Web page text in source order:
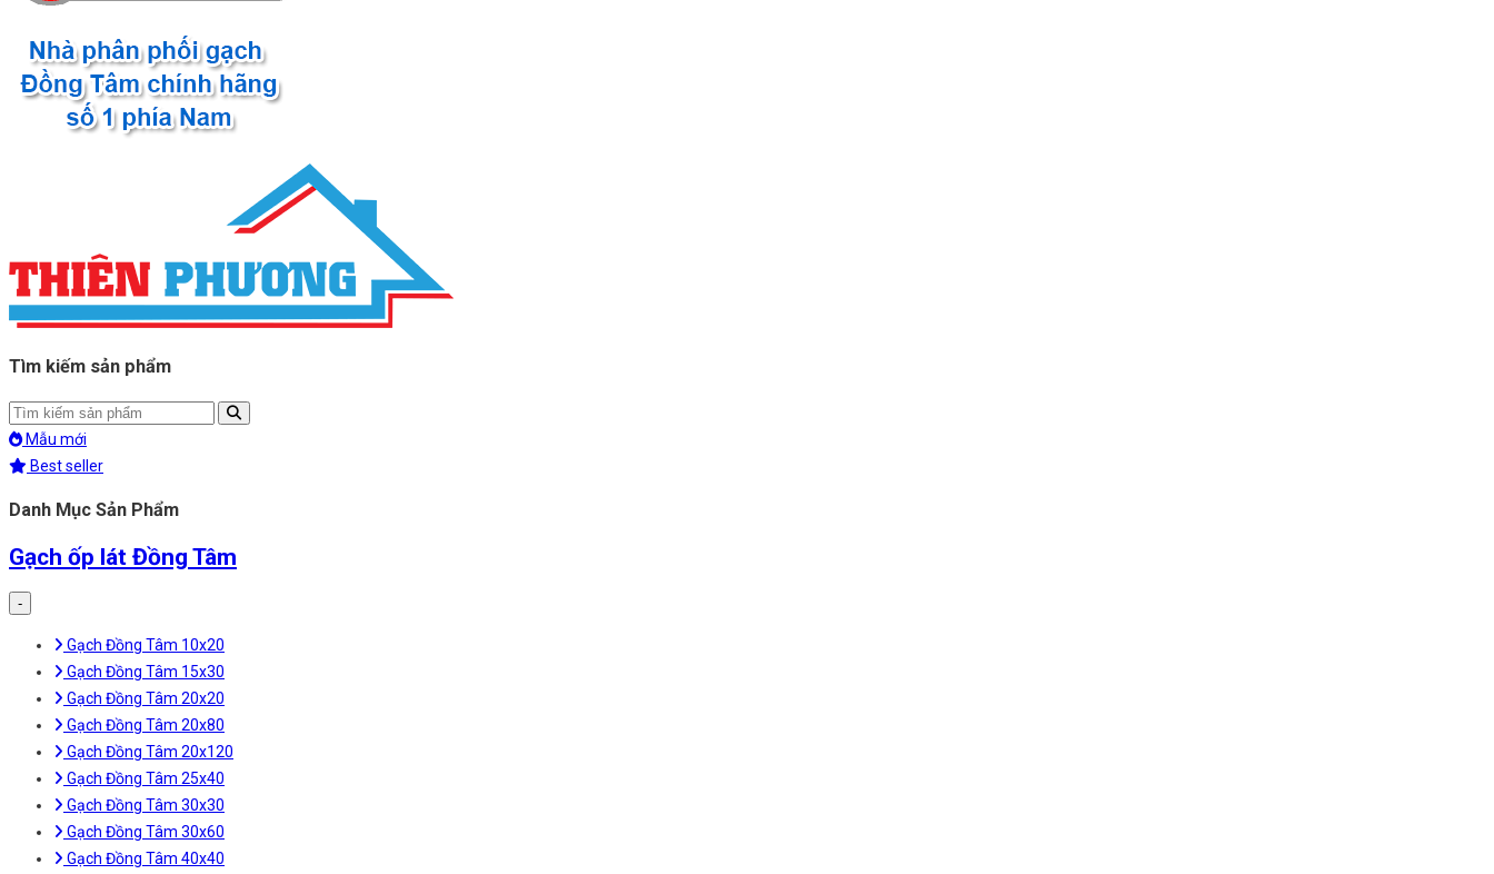
Tìm kiếm sản phẩm
Mẫu mới
Best seller
Danh Mục Sản Phẩm
Gạch ốp lát Đồng Tâm
-
Gạch Đồng Tâm 10x20
Gạch Đồng Tâm 15x30
Gạch Đồng Tâm 20x20
Gạch Đồng Tâm 20x80
Gạch Đồng Tâm 20x120
Gạch Đồng Tâm 25x40
Gạch Đồng Tâm 30x30
Gạch Đồng Tâm 30x60
Gạch Đồng Tâm 40x40